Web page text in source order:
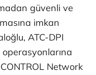
güvenli ve
imkan
ATC-DPI
operasyonlarına
Network